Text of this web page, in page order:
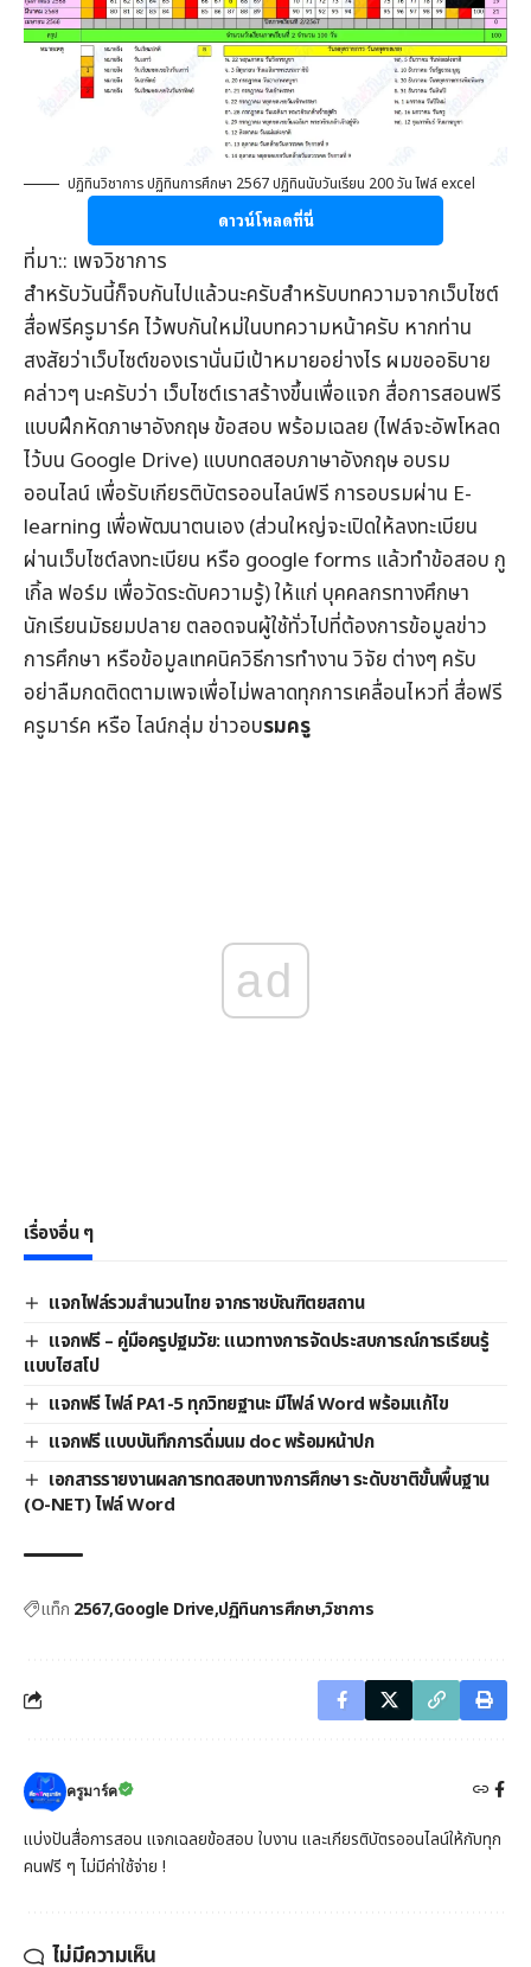
ปฏิทินวิชาการ ปฏิทินการศึกษา 2567 ปฏิทินนับวันเรียน 200 วัน ไฟล์ excel
ดาวน์โหลดที่นี่
ที่มา:: เพจวิชาการ
สำหรับวันนี้ก็จบกันไปแล้วนะครับสำหรับบทความจากเว็บไซต์
สื่อฟรีครูมาร์คไว้พบกันใหม่ในบทความหน้าครับ หากท่าน
สงสัยว่าเว็บไซต์ของเรานั่นมีเป้าหมายอย่างไร ผมขออธิบาย
คล่าวๆ นะครับว่า เว็บไซต์เราสร้างขึ้นเพื่อแจก สื่อการสอนฟรี
แบบฝึกหัดภาษาอังกฤษข้อสอบพร้อมเฉลย (ไฟล์จะอัพโหลด
ไว้บน Google Drive) แบบทดสอบภาษาอังกฤษอบรม
ออนไลน์ เพื่อรับเกียรติบัตรออนไลน์ฟรี การอบรมผ่าน E-
learning เพื่อพัฒนาตนเอง (ส่วนใหญ่จะเปิดให้ลงทะเบียน
ผ่านเว็บไซต์ลงทะเบียน หรือ google forms แล้วทำข้อสอบ กู
เกิ้ล ฟอร์ม เพื่อวัดระดับความรู้) ให้แก่ บุคคลกรทางศึกษา
นักเรียนมัธยมปลาย ตลอดจนผู้ใช้ทั่วไปที่ต้องการข้อมูลข่าว
การศึกษา หรือข้อมูลเทคนิควิธีการทำงาน วิจัย ต่างๆ ครับ
อย่าลืมกดติดตามเพจเพื่อไม่พลาดทุกการเคลื่อนไหวที่ สื่อฟรี
ครูมาร์ค หรือ ไลน์กลุ่มข่าวอบรมครู
ad
เรื่องอื่น ๆ
แจกไฟล์รวมสำนวนไทย จากราชบัณฑิตยสถาน
แจกฟรี – คู่มือครูปฐมวัย: แนวทางการจัดประสบการณ์การเรียนรู้
แบบไฮสโป
แจกฟรี ไฟล์ PA1-5 ทุกวิทยฐานะ มีไฟล์ Word พร้อมแก้ไข
แจกฟรี แบบบันทึกการดื่มนม doc พร้อมหน้าปก
เอกสารรายงานผลการทดสอบทางการศึกษา ระดับชาติขั้นพื้นฐาน
(O-NET) ไฟล์ Word
แท็ก 2567 Google Drive ปฏิทินการศึกษาวิชาการ
ครูมาร์ค
แบ่งปันสื่อการสอน แจกเฉลยข้อสอบ ใบงาน และเกียรติบัตรออนไลน์ให้กับทุก
คนฟรี ๆ ไม่มีค่าใช้จ่าย !
ไม่มีความเห็น